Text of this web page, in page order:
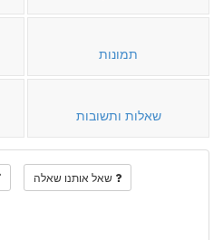
תמונות
שאלות ותשובות
שאל אותנו שאלה